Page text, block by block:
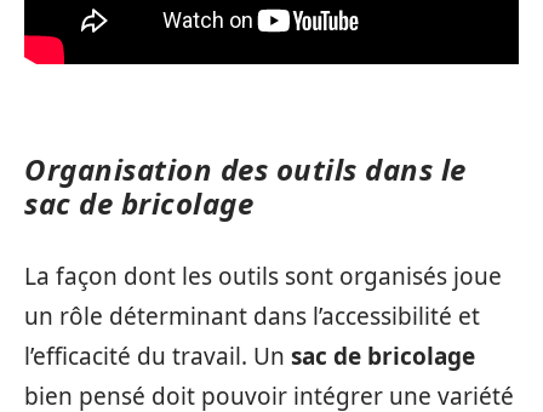
Organisation des outils dans le
sac de bricolage
La façon dont les outils sont organisés joue
un rôle déterminant dans l’accessibilité et
l’efficacité du travail. Un sac de bricolage
bien pensé doit pouvoir intégrer une variété